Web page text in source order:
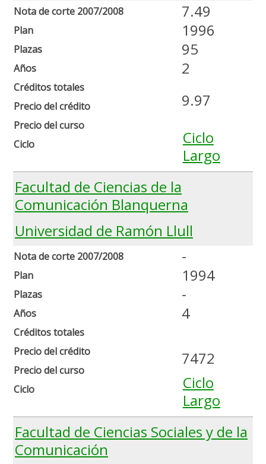
Nota de corte 2007/2008
Plan
Plazas
Años
Créditos totales
Precio del crédito
Precio del curso
Ciclo
7.49
1996
95
2
9.97
Ciclo
Largo
Facultad de Ciencias de la
Comunicación Blanquerna
Universidad de Ramón Llull
Nota de corte 2007/2008
Plan
Plazas
Años
Créditos totales
Precio del crédito
Precio del curso
Ciclo
-
1994
-
4
7472
Ciclo
Largo
Facultad de Ciencias Sociales y de la
Comunicación